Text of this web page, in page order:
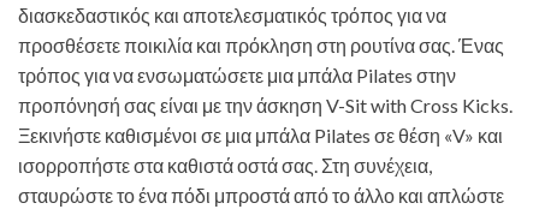
διασκεδαστικός και αποτελεσματικός τρόπος για να
προσθέσετε ποικιλία και πρόκληση στη ρουτίνα σας. Ένας
τρόπος για να ενσωματώσετε μια μπάλα Pilates στην
προπόνησή σας είναι με την άσκηση V-Sit with Cross Kicks.
Ξεκινήστε καθισμένοι σε μια μπάλα Pilates σε θέση «V» και
ισορροπήστε στα καθιστά οστά σας. Στη συνέχεια,
σταυρώστε το ένα πόδι μπροστά από το άλλο και απλώστε